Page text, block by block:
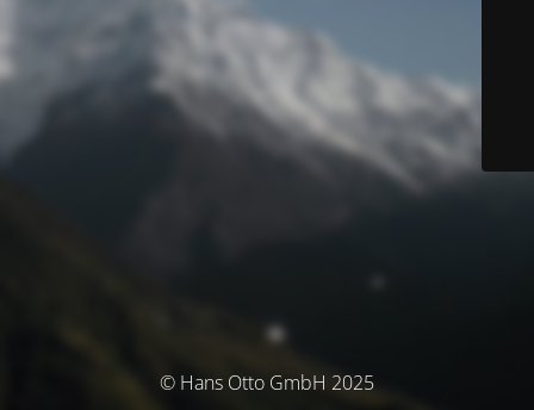
© Hans Otto GmbH 2025